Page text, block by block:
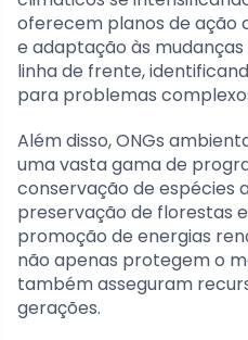
oferecem planos de ação
e adaptação às
linha de frente,
para problemas
Além disso, ONGs
uma vasta gama de
conservação de espécies
preservação de florestas
promoção de energias
não apenas protegem o
também asseguram
gerações.